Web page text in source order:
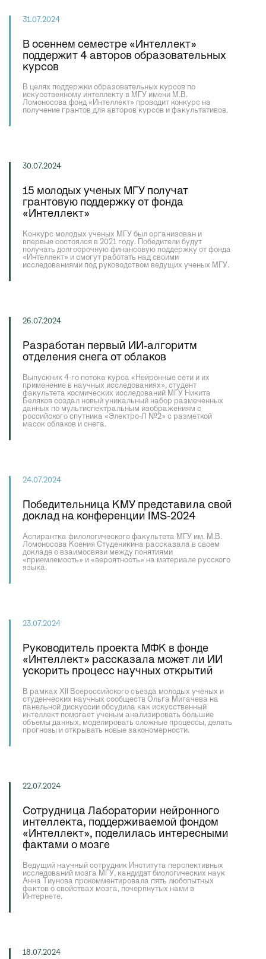
31.07.2024
В осеннем семестре «Интеллект»
поддержит 4 авторов образовательных
курсов
В целях поддержки образовательных курсов по
искусственному интеллекту в МГУ имени М.В.
Ломоносова фонд «Интеллект» проводит конкурс на
получение грантов для авторов курсов и факультативов.
30.07.2024
15 молодых ученых МГУ получат
грантовую поддержку от фонда
«Интеллект»
Конкурс молодых ученых МГУ был организован и
впервые состоялся в 2021 году. Победители будут
получать долгосрочную финансовую поддержку от фонда
«Интеллект» и смогут работать над своими
исследованиями под руководством ведущих ученых МГУ.
26.07.2024
Разработан первый ИИ-алгоритм
отделения снега от облаков
Выпускник 4-го потока курса «Нейронные сети и их
применение в научных исследованиях», студент
факультета космических исследований МГУ Никита
Беляков создал новый уникальный набор размеченных
данных по мультиспектральным изображениям с
российского спутника «Электро-Л №2» с разметкой
масок облаков и снега.
24.07.2024
Победительница КМУ представила свой
доклад на конференции IMS-2024
Аспирантка филологического факультета МГУ им. М.В.
Ломоносова Ксения Студеникина рассказала в своем
докладе о взаимосвязи между понятиями
«приемлемость» и «вероятность» на материале русского
языка.
23.07.2024
Руководитель проекта МФК в фонде
«Интеллект» рассказала может ли ИИ
ускорить процесс научных открытий
В рамках XII Всероссийского съезда молодых ученых и
студенческих научных сообществ Ольга Мигачева на
панельной дискуссии обсудила как искусственный
интеллект помогает ученым анализировать большие
объемы данных, моделировать сложные процессы, делать
прогнозы и открывать новые закономерности.
22.07.2024
Сотрудница Лаборатории нейронного
интеллекта, поддерживаемой фондом
«Интеллект», поделилась интересными
фактами о мозге
Ведущий научный сотрудник Института перспективных
исследований мозга МГУ, кандидат биологических наук
Анна Тиунова прокомментировала пять любопытных
фактов о свойствах мозга, почерпнутых нами в
Интернете.
18.07.2024